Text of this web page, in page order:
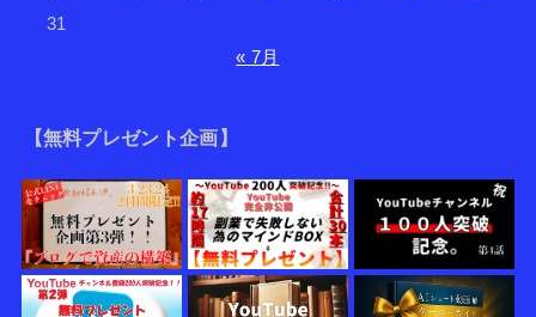
31
« 7月
【無料プレゼント企画】